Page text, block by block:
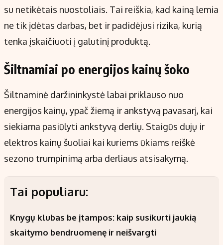
su netikėtais nuostoliais. Tai reiškia, kad kainą lemia
ne tik įdėtas darbas, bet ir padidėjusi rizika, kurią
tenka įskaičiuoti į galutinį produktą.
Šiltnamiai po energijos kainų šoko
Šiltnaminė daržininkystė labai priklauso nuo
energijos kainų, ypač žiemą ir ankstyvą pavasarį, kai
siekiama pasiūlyti ankstyvą derlių. Staigūs dujų ir
elektros kainų šuoliai kai kuriems ūkiams reiškė
sezono trumpinimą arba derliaus atsisakymą.
Tai populiaru:
Knygų klubas be įtampos: kaip susikurti jaukią
skaitymo bendruomenę ir neišvargti